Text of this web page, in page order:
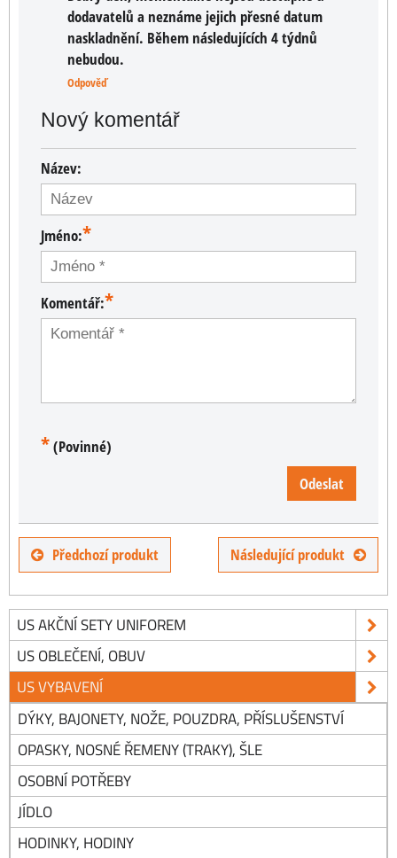
dodavatelů a neznáme jejich přesné datum
naskladnění. Během následujících 4 týdnů
nebudou.
Odpověď
Nový komentář
Název:
Jméno:*
Komentář:*
*(Povinné)
Odeslat
Předchozí produkt Následující produkt
US AKČNÍ SETY UNIFOREM
US OBLEČENÍ, OBUV
US VYBAVENÍ
DÝKY, BAJONETY, NOŽE, POUZDRA, PŘÍSLUŠENSTVÍ
OPASKY, NOSNÉ ŘEMENY (TRAKY), ŠLE
OSOBNÍ POTŘEBY
JÍDLO
HODINKY, HODINY